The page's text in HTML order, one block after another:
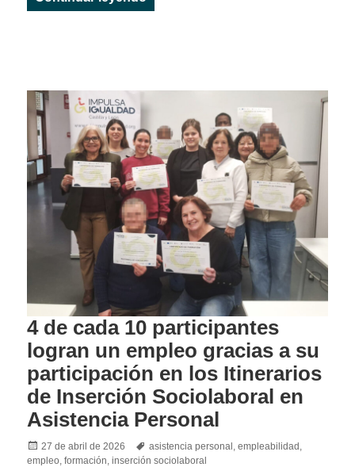
4 de cada 10 participantes
logran un empleo gracias a su
participación en los Itinerarios
de Inserción Sociolaboral en
Asistencia Personal
Posted
on
27 de abril de 2026 Tags
asistencia personal ,empleabilidad
empleo ,formación ,inserción sociolaboral